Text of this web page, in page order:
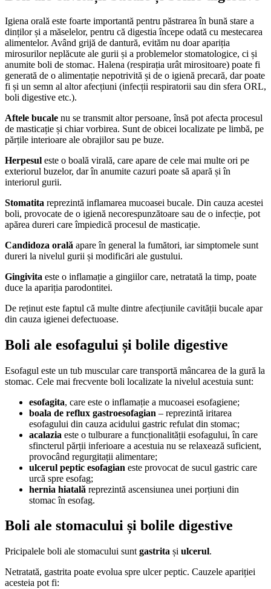
Igiena orală este foarte importantă pentru păstrarea în bună stare a
dinților și a măselelor, pentru că digestia începe odată cu mestecarea
alimentelor. Având grijă de dantură, evităm nu doar apariția
mirosurilor neplăcute ale gurii și a problemelor stomatologice, ci și
anumite boli de stomac. Halena (respirația urât mirositoare) poate fi
generată de o alimentație nepotrivită și de o igienă precară, dar poate
fi și un semn al altor afecțiuni (infecții respiratorii sau din sfera ORL,
boli digestive etc.).
Aftele bucale nu se transmit altor persoane, însă pot afecta procesul
de masticație și chiar vorbirea. Sunt de obicei localizate pe limbă, pe
părțile interioare ale obrajilor sau pe buze.
Herpesul este o boală virală, care apare de cele mai multe ori pe
exteriorul buzelor, dar în anumite cazuri poate să apară și în
interiorul gurii.
Stomatita reprezintă inflamarea mucoasei bucale. Din cauza acestei
boli, provocate de o igienă necorespunzătoare sau de o infecție, pot
apărea dureri care împiedică procesul de masticație.
Candidoza orală apare în general la fumători, iar simptomele sunt
dureri la nivelul gurii și modificări ale gustului.
Gingivita este o inflamație a gingiilor care, netratată la timp, poate
duce la apariția parodontitei.
De reținut este faptul că multe dintre afecțiunile cavității bucale apar
din cauza igienei defectuoase.
Boli ale esofagului și bolile digestive
Esofagul este un tub muscular care transportă mâncarea de la gură la
stomac. Cele mai frecvente boli localizate la nivelul acestuia sunt:
esofagita, care este o inflamație a mucoasei esofagiene;
boala de reflux gastroesofagian – reprezintă iritarea
esofagului din cauza acidului gastric refulat din stomac;
acalazia este o tulburare a funcționalității esofagului, în care
sfincterul părții inferioare a acestuia nu se relaxează suficient,
provocând regurgitații alimentare;
ulcerul peptic esofagian este provocat de sucul gastric care
urcă spre esofag;
hernia hiatală reprezintă ascensiunea unei porțiuni din
stomac în esofag.
Boli ale stomacului și bolile digestive
Pricipalele boli ale stomacului sunt gastrita și ulcerul.
Netratată, gastrita poate evolua spre ulcer peptic. Cauzele apariției
acesteia pot fi: